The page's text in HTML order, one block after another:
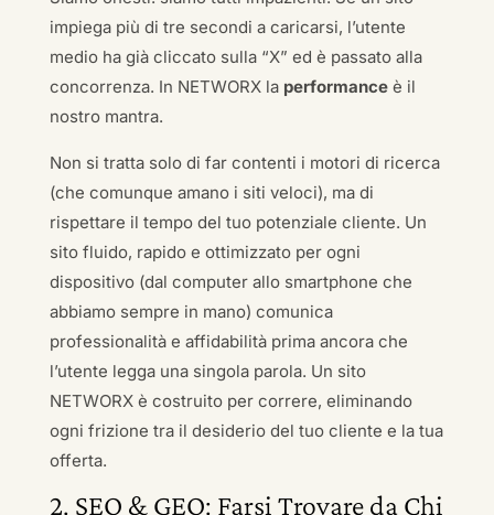
impiega più di tre secondi a caricarsi, l’utente
medio ha già cliccato sulla “X” ed è passato alla
concorrenza. In NETWORX la performanceè il
nostro mantra.
Non si tratta solo di far contenti i motori di ricerca
(che comunque amano i siti veloci), ma di
rispettare il tempo del tuo potenziale cliente. Un
sito fluido, rapido e ottimizzato per ogni
dispositivo (dal computer allo smartphone che
abbiamo sempre in mano) comunica
professionalità e affidabilità prima ancora che
l’utente legga una singola parola. Un sito
NETWORX è costruito per correre, eliminando
ogni frizione tra il desiderio del tuo cliente e la tua
offerta.
2. SEO & GEO: Farsi Trovare da Chi